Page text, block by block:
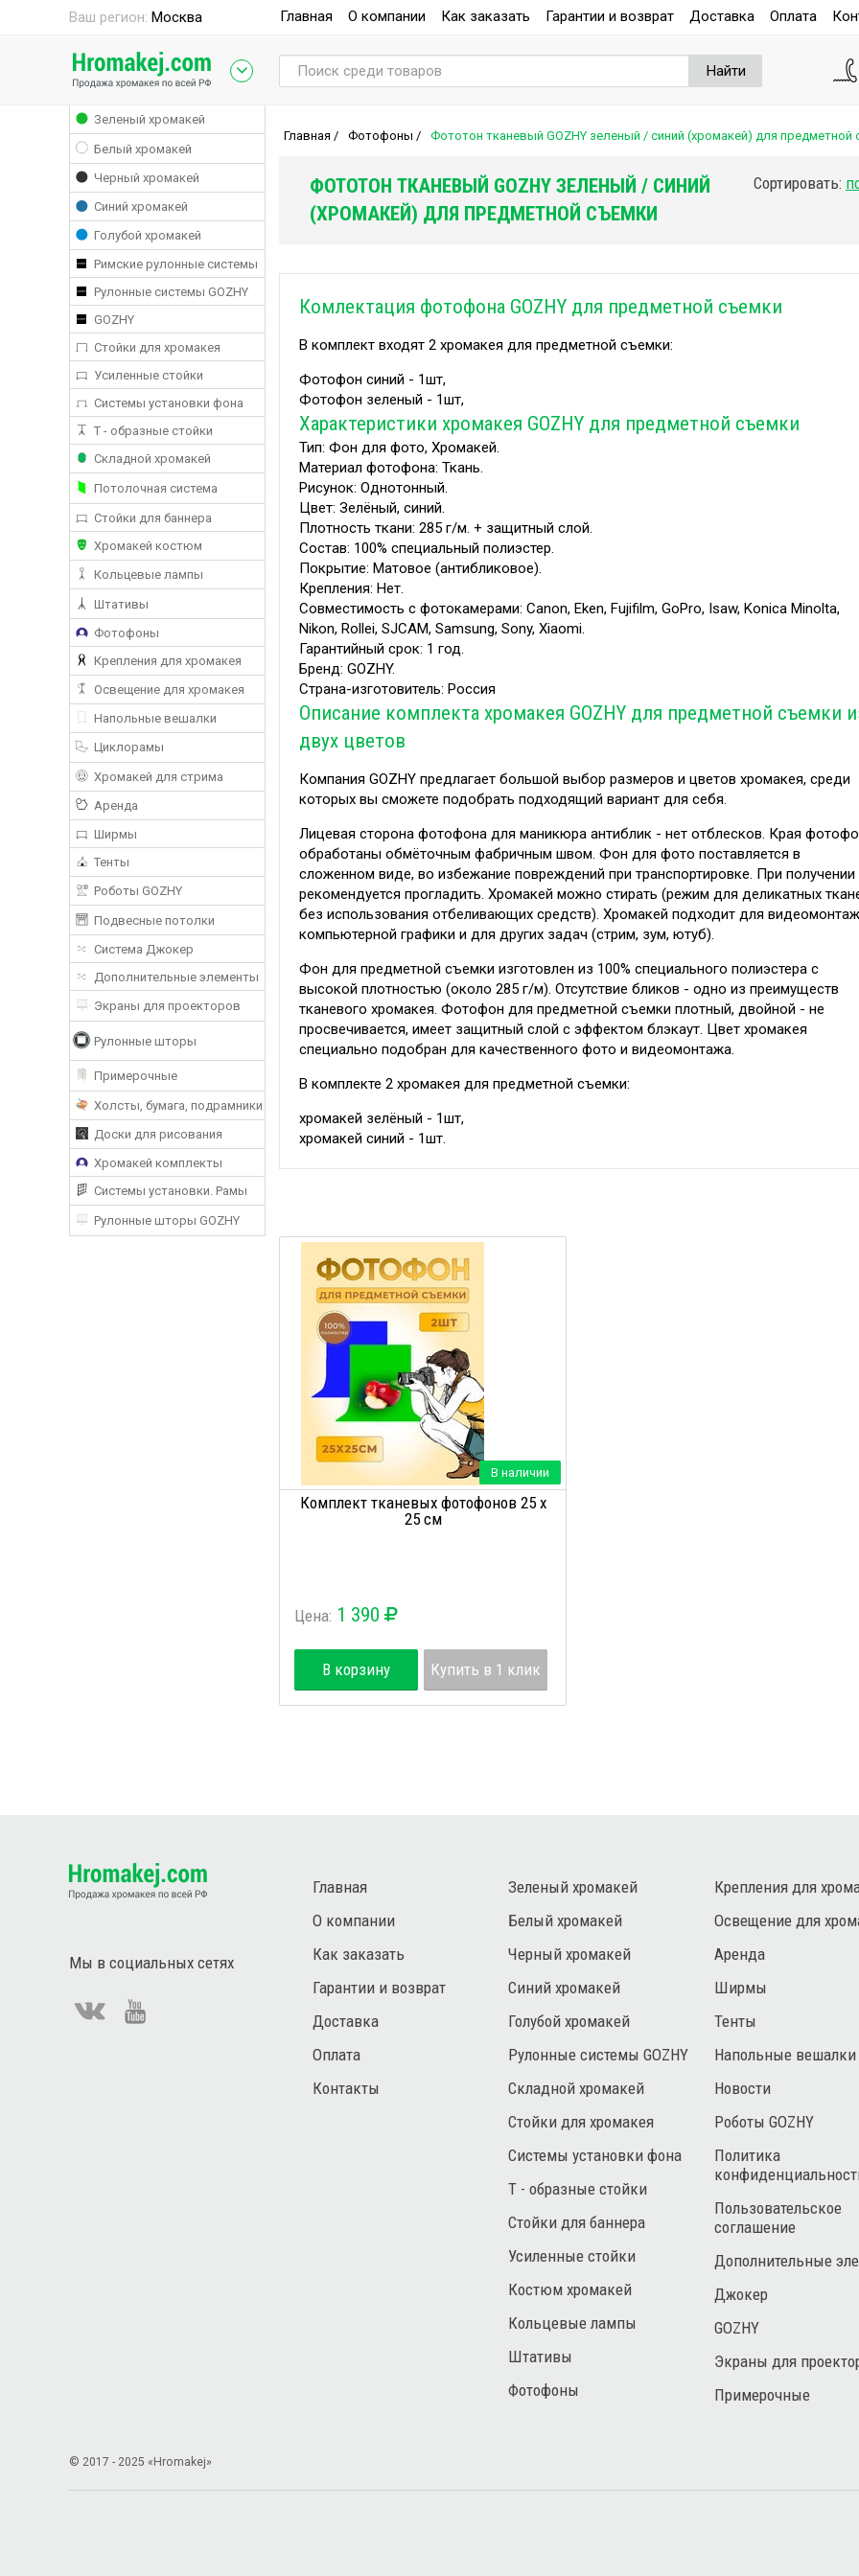
Ваш регион: Москва Главная О компании Как заказать Гарантии и возврат Доставка Оплата
Найти
Зеленый хромакей
Белый хромакей
Черный хромакей
Синий хромакей
Голубой хромакей
Римские рулонные системы
Рулонные системы GOZHY
GOZHY
Стойки для хромакея
Усиленные стойки
Системы установки фона
Т - образные стойки
Складной хромакей
Потолочная система
Стойки для баннера
Хромакей костюм
Кольцевые лампы
Штативы
Фотофоны
Крепления для хромакея
Освещение для хромакея
Напольные вешалки
Циклорамы
Хромакей для стрима
Аренда
Ширмы
Тенты
Роботы GOZHY
Подвесные потолки
Система Джокер
Дополнительные элементы
Экраны для проекторов
Рулонные шторы
Примерочные
Холсты, бумага, подрамники
Доски для рисования
Хромакей комплекты
Системы установки. Рамы
Рулонные шторы GOZHY
Главная / Фотофоны / Фототон тканевый GOZHY зеленый / синий (хромакей) для предметной
Сортировать:
ФОТОТОН ТКАНЕВЫЙ GOZHY ЗЕЛЕНЫЙ / СИНИЙ
(ХРОМАКЕЙ) ДЛЯ ПРЕДМЕТНОЙ СЪЕМКИ
Комлектация фотофона GOZHY для предметной съемки
В комплект входят 2 хромакея для предметной съемки:
Фотофон синий - 1шт,
Фотофон зеленый - 1шт,
Характеристики хромакея GOZHY для предметной съемки
Тип: Фон для фото, Хромакей.
Материал фотофона: Ткань.
Рисунок: Однотонный.
Цвет: Зелёный, синий.
Плотность ткани: 285 г/м. + защитный слой.
Состав: 100% специальный полиэстер.
Покрытие: Матовое (антибликовое).
Крепления: Нет.
Совместимость с фотокамерами: Canon, Eken, Fujifilm, GoPro, Isaw, Konica Minolta,
Nikon, Rollei, SJCAM, Samsung, Sony, Xiaomi.
Гарантийный срок: 1 год.
Бренд: GOZHY.
Страна-изготовитель: Россия
Описание комплекта хромакея GOZHY для предметной съемки
двух цветов
Компания GOZHY предлагает большой выбор размеров и цветов хромакея, среди
которых вы сможете подобрать подходящий вариант для себя.
Лицевая сторона фотофона для маникюра антиблик - нет отблесков. Края
обработаны обмёточным фабричным швом. Фон для фото поставляется в
сложенном виде, во избежание повреждений при транспортировке. При получении
рекомендуется прогладить. Хромакей можно стирать (режим для деликатных
без использования отбеливающих средств). Хромакей подходит для
компьютерной графики и для других задач (стрим, зум, ютуб).
Фон для предметной съемки изготовлен из 100% специального полиэстера с
высокой плотностью (около 285 г/м). Отсутствие бликов - одно из преимуществ
тканевого хромакея. Фотофон для предметной съемки плотный, двойной - не
просвечивается, имеет защитный слой с эффектом блэкаут. Цвет хромакея
специально подобран для качественного фото и видеомонтажа.
В комплекте 2 хромакея для предметной съемки:
хромакей зелёный - 1шт,
хромакей синий - 1шт.
В наличии
Комплект тканевых фотофонов 25 х
25 см
Цена: 1 390
В корзину Купить в 1 клик
Мы в социальных сетях
Главная
О компании
Как заказать
Гарантии и возврат
Доставка
Оплата
Контакты
Зеленый хромакей
Белый хромакей
Черный хромакей
Синий хромакей
Голубой хромакей
Рулонные системы GOZHY
Складной хромакей
Стойки для хромакея
Системы установки фона
Т - образные стойки
Стойки для баннера
Усиленные стойки
Костюм хромакей
Кольцевые лампы
Штативы
Фотофоны
Крепления для
Освещение для
Аренда
Ширмы
Тенты
Напольные вешалки
Новости
Роботы GOZHY
Политика
Пользовательское
соглашение
Дополнительные
Джокер
GOZHY
Экраны для
Примерочные
© 2017 - 2025 «Hromakej»